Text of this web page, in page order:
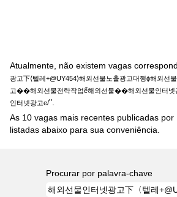
Atualmente, não existem vagas
광고下⟨텔레+@UY454⟩해외선물노출광고대행ϕ해외선
고��해외선물전략작업ể해외선물��해외선물인터
인터넷광고e/".
As 10 vagas mais recentes publicadas
listadas abaixo para sua conveniência.
Procurar por palavra-chave